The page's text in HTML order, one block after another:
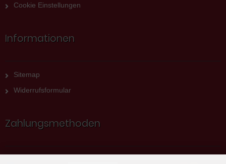
Cookie Einstellungen
Informationen
Sitemap
Widerrufsformular
Zahlungsmethoden